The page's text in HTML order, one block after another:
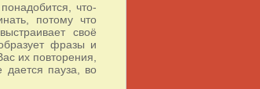
что-
потому что
своё
фразы и
их повторения,
дается пауза, во